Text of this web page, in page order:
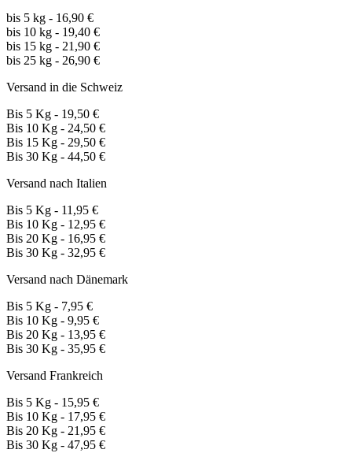
bis 5 kg - 16,90 €
bis 10 kg - 19,40 €
bis 15 kg - 21,90 €
bis 25 kg - 26,90 €
Versand in die Schweiz
Bis 5 Kg - 19,50 €
Bis 10 Kg - 24,50 €
Bis 15 Kg - 29,50 €
Bis 30 Kg - 44,50 €
Versand nach Italien
Bis 5 Kg - 11,95 €
Bis 10 Kg - 12,95 €
Bis 20 Kg - 16,95 €
Bis 30 Kg - 32,95 €
Versand nach Dänemark
Bis 5 Kg - 7,95 €
Bis 10 Kg - 9,95 €
Bis 20 Kg - 13,95 €
Bis 30 Kg - 35,95 €
Versand Frankreich
Bis 5 Kg - 15,95 €
Bis 10 Kg - 17,95 €
Bis 20 Kg - 21,95 €
Bis 30 Kg - 47,95 €